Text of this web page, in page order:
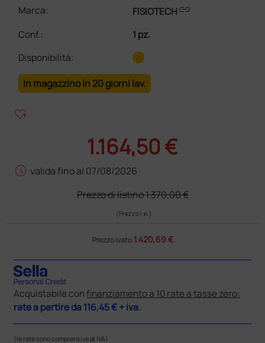
Marca:
FISIOTECHlink
Conf.:
1 pz.
Disponibilità:
In magazzino in 20 giorni lav.
heart_plus
1.164,50 €
schedule valida fino al 07/08/2026
Prezzo di listino1.370,00 €
(Prezzo i.e.)
Prezzo ivato 1.420,69 €
Acquistabile con finanziamento a 10 rate a tasse zero:
rate a partire da116,45 €+ iva.
(le rate sono comprensive di IVA)